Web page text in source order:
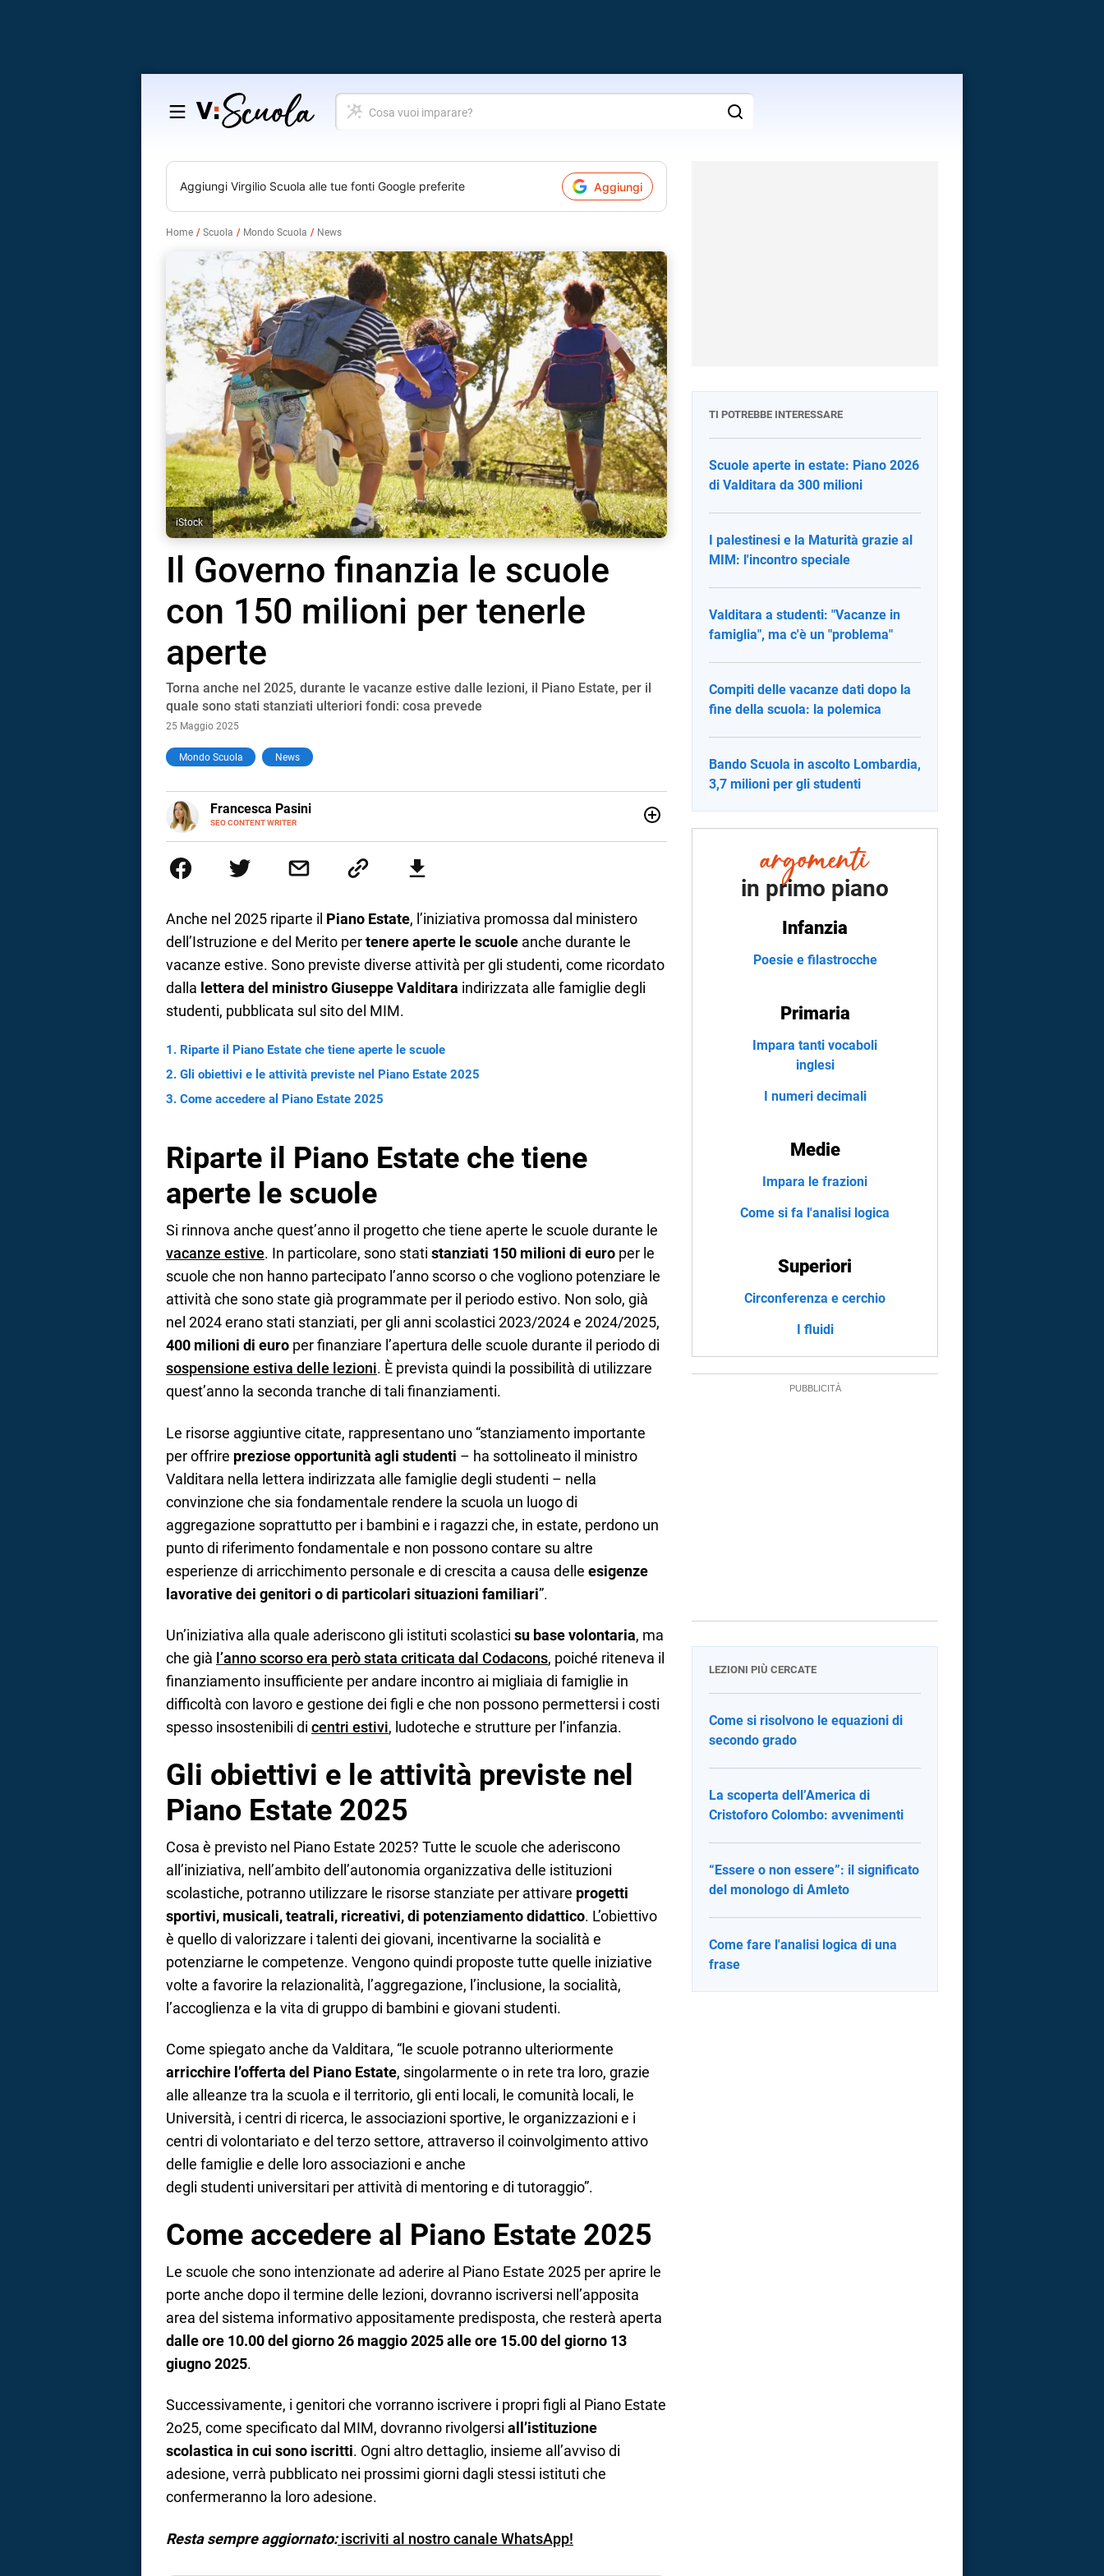
Salta
contenuto
Cosa
vuoi
Aggiungi Virgilio Scuola alle tue fonti Google preferite Aggiungi
Home Scuola Mondo Scuola News
iStock
Il Governo finanzia le scuole
con 150 milioni per tenerle
aperte
Torna anche nel 2025, durante le vacanze estive dalle lezioni, il Piano Estate, per il
quale sono stati stanziati ulteriori fondi: cosa prevede
25 Maggio 2025
Mondo Scuola News
Francesca Pasini
SEO CONTENT WRITER
E-
MAIL
parlano di luoghi, viaggi unici, cultura e lifestyle, che trasformo in parole scritte per lavoro e
per passione.
Anche nel 2025 riparte il Piano Estate, l’iniziativa promossa dal ministero
dell’Istruzione e del Merito pertenere aperte le scuole anche durante le
vacanze estive. Sono previste diverse attività per gli studenti, come ricordato
dalla lettera del ministro Giuseppe Valditara indirizzata alle famiglie degli
studenti, pubblicata sul sito del MIM.
Riparte il Piano Estate che tiene aperte le scuole
Gli obiettivi e le attività previste nel Piano Estate 2025
Come accedere al Piano Estate 2025
Riparte il Piano Estate che tiene
aperte le scuole
Si rinnova anche quest’anno il progetto che tiene aperte le scuole durante le
vacanze estive. In particolare, sono stati stanziati 150 milioni di euro per le
scuole che non hanno partecipato l’anno scorso o che vogliono potenziare le
attività che sono state già programmate per il periodo estivo. Non solo, già
nel 2024 erano stati stanziati, per gli anni scolastici 2023/2024 e 2024/2025,
400 milioni di euro per finanziare l’apertura delle scuole durante il periodo di
sospensione estiva delle lezioni. È prevista quindi la possibilità di utilizzare
quest’anno la seconda tranche di tali finanziamenti.
Le risorse aggiuntive citate, rappresentano uno “stanziamento importante
per offrire preziose opportunità agli studenti – ha sottolineato il ministro
Valditara nella lettera indirizzata alle famiglie degli studenti – nella
convinzione che sia fondamentale rendere la scuola un luogo di
aggregazione soprattutto per i bambini e i ragazzi che, in estate, perdono un
punto di riferimento fondamentale e non possono contare su altre
esperienze di arricchimento personale e di crescita a causa delle esigenze
lavorative dei genitori o di particolari situazioni familiari”.
Un’iniziativa alla quale aderiscono gli istituti scolastici su base volontaria, ma
che già l’anno scorso era però stata criticata dal Codacons, poiché riteneva il
finanziamento insufficiente per andare incontro ai migliaia di famiglie in
difficoltà con lavoro e gestione dei figli e che non possono permettersi i costi
spesso insostenibili di centri estivi, ludoteche e strutture per l’infanzia.
Gli obiettivi e le attività previste nel
Piano Estate 2025
Cosa è previsto nel Piano Estate 2025? Tutte le scuole che aderiscono
all’iniziativa, nell’ambito dell’autonomia organizzativa delle istituzioni
scolastiche, potranno utilizzare le risorse stanziate per attivare progetti
sportivi, musicali, teatrali, ricreativi, di potenziamento didattico. L’obiettivo
è quello di valorizzare i talenti dei giovani, incentivarne la socialità e
potenziarne le competenze. Vengono quindi proposte tutte quelle iniziative
volte a favorire la relazionalità, l’aggregazione, l’inclusione, la socialità,
l’accoglienza e la vita di gruppo di bambini e giovani studenti.
Come spiegato anche da Valditara, “le scuole potranno ulteriormente
arricchire l’offerta del Piano Estate, singolarmente o in rete tra loro, grazie
alle alleanze tra la scuola e il territorio, gli enti locali, le comunità locali, le
Università, i centri di ricerca, le associazioni sportive, le organizzazioni e i
centri di volontariato e del terzo settore, attraverso il coinvolgimento attivo
delle famiglie e delle loro associazioni e anche
degli studenti universitari per attività di mentoring e di tutoraggio”.
Come accedere al Piano Estate 2025
Le scuole che sono intenzionate ad aderire al Piano Estate 2025 per aprire le
porte anche dopo il termine delle lezioni, dovranno iscriversi nell’apposita
area del sistema informativo appositamente predisposta, che resterà aperta
dalle ore 10.00 del giorno 26 maggio 2025 alle ore 15.00 del giorno 13
giugno 2025.
Successivamente, i genitori che vorranno iscrivere i propri figli al Piano Estate
2o25, come specificato dal MIM, dovranno rivolgersi all’istituzione
scolastica in cui sono iscritti. Ogni altro dettaglio, insieme all’avviso di
adesione, verrà pubblicato nei prossimi giorni dagli stessi istituti che
confermeranno la loro adesione.
Resta sempre aggiornato:iscriviti al nostro canale WhatsApp!
TI POTREBBE INTERESSARE
Scuole aperte in estate: Piano 2026
di Valditara da 300 milioni
I palestinesi e la Maturità grazie al
MIM: l'incontro speciale
Valditara a studenti: "Vacanze in
famiglia", ma c'è un "problema"
Compiti delle vacanze dati dopo la
fine della scuola: la polemica
Bando Scuola in ascolto Lombardia,
3,7 milioni per gli studenti
in primo piano
Infanzia
Poesie e filastrocche
Primaria
Impara tanti vocaboli
inglesi
I numeri decimali
Medie
Impara le frazioni
Come si fa l'analisi logica
Superiori
Circonferenza e cerchio
I fluidi
LEZIONI PIÙ CERCATE
Come si risolvono le equazioni di
secondo grado
La scoperta dell’America di
Cristoforo Colombo: avvenimenti
“Essere o non essere”: il significato
del monologo di Amleto
Come fare l'analisi logica di una
frase